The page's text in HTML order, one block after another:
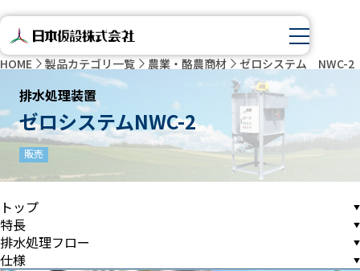
HOME 製品カテゴリ一覧 農業・酪農商材 ゼロシステム NWC-2
排水処理装置
ゼロシステムNWC-2
販売
トップ
特長
排水処理フロー
仕様